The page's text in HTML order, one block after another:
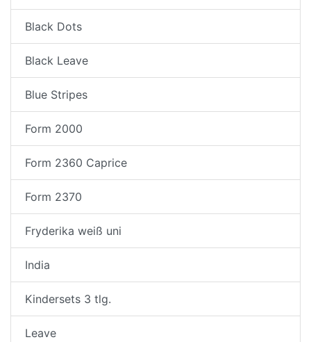
Black Dots
Black Leave
Blue Stripes
Form 2000
Form 2360 Caprice
Form 2370
Fryderika weiß uni
India
Kindersets 3 tlg.
Leave